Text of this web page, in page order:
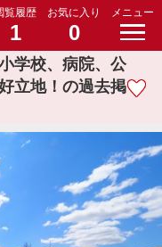
覧履歴
1
お気に入り
0
メニュー
学校、病院、公
立地！の過去掲